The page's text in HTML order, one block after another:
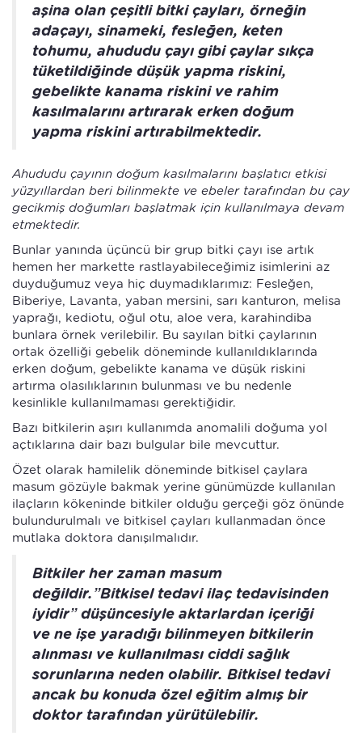
aşina olan çeşitli bitki çayları, örneğin
adaçayı, sinameki, fesleğen, keten
tohumu, ahududu çayı gibi çaylar sıkça
tüketildiğinde düşük yapma riskini,
gebelikte kanama riskini ve rahim
kasılmalarını artırarak erken doğum
yapma riskini artırabilmektedir.
Ahududu çayının doğum kasılmalarını başlatıcı etkisi
yüzyıllardan beri bilinmekte ve ebeler tarafından bu çay
gecikmiş doğumları başlatmak için kullanılmaya devam
etmektedir.
Bunlar yanında üçüncü bir grup bitki çayı ise artık
hemen her markette rastlayabileceğimiz isimlerini az
duyduğumuz veya hiç duymadıklarımız: Fesleğen,
Biberiye, Lavanta, yaban mersini, sarı kanturon, melisa
yaprağı, kediotu, oğul otu, aloe vera, karahindiba
bunlara örnek verilebilir. Bu sayılan bitki çaylarının
ortak özelliği gebelik döneminde kullanıldıklarında
erken doğum, gebelikte kanama ve düşük riskini
artırma olasılıklarının bulunması ve bu nedenle
kesinlikle kullanılmaması gerektiğidir.
Bazı bitkilerin aşırı kullanımda anomalili doğuma yol
açtıklarına dair bazı bulgular bile mevcuttur.
Özet olarak hamilelik döneminde bitkisel çaylara
masum gözüyle bakmak yerine günümüzde kullanılan
ilaçların kökeninde bitkiler olduğu gerçeği göz önünde
bulundurulmalı ve bitkisel çayları kullanmadan önce
mutlaka doktora danışılmalıdır.
Bitkiler her zaman masum
değildir.”Bitkisel tedavi ilaç tedavisinden
iyidir” düşüncesiyle aktarlardan içeriği
ve ne işe yaradığı bilinmeyen bitkilerin
alınması ve kullanılması ciddi sağlık
sorunlarına neden olabilir. Bitkisel tedavi
ancak bu konuda özel eğitim almış bir
doktor tarafından yürütülebilir.